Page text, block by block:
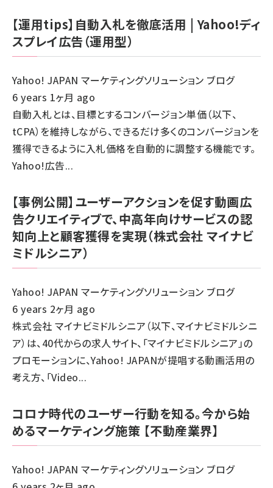
【運用tips】自動入札を徹底活用 | Yahoo!ディ
スプレイ広告（運用型）
Yahoo! JAPAN マーケティングソリューション ブログ
6 years 1ヶ月 ago
自動入札とは、目標とするコンバージョン単価（以下、
tCPA）を維持しながら、できるだけ多くのコンバージョンを
獲得できるように入札価格を自動的に調整する機能です。
Yahoo!広告...
【事例公開】ユーザーアクションを促す動画広
告クリエイティブで、中高年向けサービスの認
知向上と顧客獲得を実現（株式会社 マイナビ
ミドルシニア）
Yahoo! JAPAN マーケティングソリューション ブログ
6 years 2ヶ月 ago
株式会社 マイナビミドルシニア（以下、マイナビミドルシニ
ア）は、40代からの求人サイト、「マイナビミドルシニア」の
プロモーションに、Yahoo! JAPANが提唱する動画活用の
考え方、「Video...
コロナ時代のユーザー行動を知る。今から始
めるマーケティング施策 【不動産業界】
Yahoo! JAPAN マーケティングソリューション ブログ